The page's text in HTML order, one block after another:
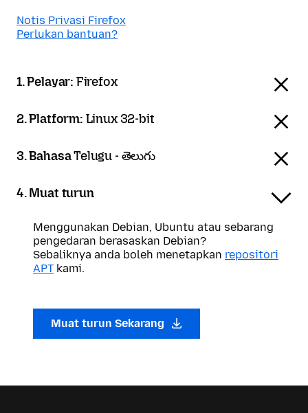
Notis Privasi Firefox
Perlukan bantuan?
1. Pelayar: Firefox
2. Platform: Linux 32-bit
3. BahasaTelugu - తెలుగు
4. Muat turun
Menggunakan Debian, Ubuntu atau sebarang
pengedaran berasaskan Debian?
Sebaliknya anda boleh menetapkan repositori
APT kami.
Muat turun Sekarang